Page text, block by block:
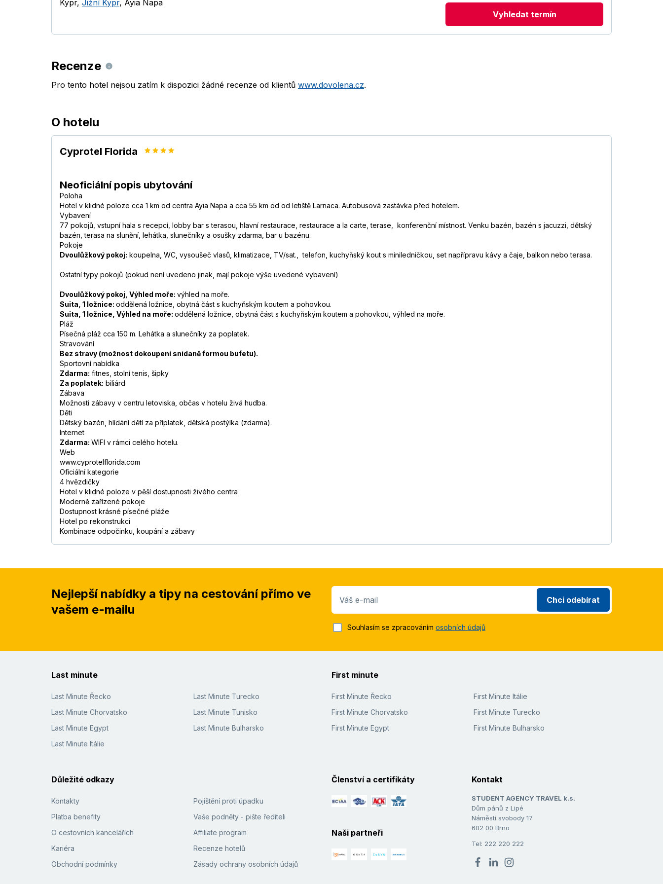
Kypr, Jižní Kypr, Ayia Napa
Vyhledat termín
Recenze
Pro tento hotel nejsou zatím k dispozici žádné recenze od klientů www.dovolena.cz.
O hotelu
Cyprotel Florida
Neoficiální popis ubytování
Poloha
Hotel v klidné poloze cca 1 km od centra Ayia Napa a cca 55 km od od letiště Larnaca. Autobusová zastávka před hotelem.
Vybavení
77 pokojů, vstupní hala s recepcí, lobby bar s terasou, hlavní restaurace, restaurace a la carte, terase, konferenční místnost. Venku bazén, bazén s jacuzzi, dětský
bazén, terasa na slunění, lehátka, slunečníky a osušky zdarma, bar u bazénu.
Pokoje
Dvoulůžkový pokoj: koupelna, WC, vysoušeč vlasů, klimatizace, TV/sat., telefon, kuchyňský kout s miniledničkou, set napřípravu kávy a čaje, balkon nebo terasa.
Ostatní typy pokojů (pokud není uvedeno jinak, mají pokoje výše uvedené vybavení)
Dvoulůžkový pokoj, Výhled moře: výhled na moře.
Suita, 1 ložnice: oddělená ložnice, obytná část s kuchyňským koutem a pohovkou.
Suita, 1 ložnice, Výhled na moře: oddělená ložnice, obytná část s kuchyňským koutem a pohovkou, výhled na moře.
Pláž
Písečná pláž cca 150 m. Lehátka a slunečníky za poplatek.
Stravování
Bez stravy (možnost dokoupení snídaně formou bufetu).
Sportovní nabídka
Zdarma: fitnes, stolní tenis, šipky
Za poplatek: biliárd
Zábava
Možnosti zábavy v centru letoviska, občas v hotelu živá hudba.
Děti
Dětský bazén, hlídání dětí za příplatek, dětská postýlka (zdarma).
Internet
Zdarma: WIFI v rámci celého hotelu.
Web
www.cyprotelflorida.com
Oficiální kategorie
4 hvězdičky
Hotel v klidné poloze v pěší dostupnosti živého centra
Moderně zařízené pokoje
Dostupnost krásné písečné pláže
Hotel po rekonstrukci
Kombinace odpočinku, koupání a zábavy
Nejlepší nabídky a tipy na cestování přímo ve
vašem e-mailu
Váš e-mail Chci odebírat
Souhlasím se zpracováním osobních údajů
Last minute
Last Minute Řecko
Last Minute Chorvatsko
Last Minute Egypt
Last Minute Itálie
Last Minute Turecko
Last Minute Tunisko
Last Minute Bulharsko
First minute
First Minute Řecko
First Minute Chorvatsko
First Minute Egypt
First Minute Itálie
First Minute Turecko
First Minute Bulharsko
Důležité odkazy
Kontakty
Platba benefity
O cestovních kancelářích
Kariéra
Obchodní podmínky
Pojištění proti úpadku
Vaše podněty - pište řediteli
Affiliate program
Recenze hotelů
Zásady ochrany osobních údajů
Členství a certifikáty
Naši partneři
Kontakt
STUDENT AGENCY TRAVEL k.s.
Dům pánů z Lipé
Náměstí svobody 17
602 00 Brno
Tel: 222 220 222